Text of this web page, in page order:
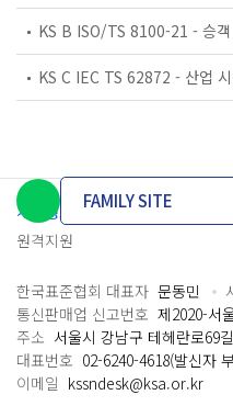
개인정보처리방침 이용약관
원격지원
FAMILY SITE
한국표준협회 대표자 문동민
통신판매업 신고번호 제2020-서
주소 서울시 강남구 테헤란로69
대표번호 02-6240-4618(발신자
이메일 kssndesk@ksa.or.kr